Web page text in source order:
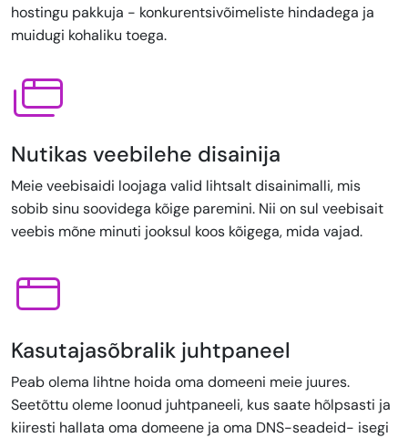
hostingu pakkuja - konkurentsivõimeliste hindadega ja
muidugi kohaliku toega.
Nutikas veebilehe disainija
Meie veebisaidi loojaga valid lihtsalt disainimalli, mis
sobib sinu soovidega kõige paremini. Nii on sul veebisait
veebis mõne minuti jooksul koos kõigega, mida vajad.
Kasutajasõbralik juhtpaneel
Peab olema lihtne hoida oma domeeni meie juures.
Seetõttu oleme loonud juhtpaneeli, kus saate hõlpsasti ja
kiiresti hallata oma domeene ja oma DNS-seadeid- isegi